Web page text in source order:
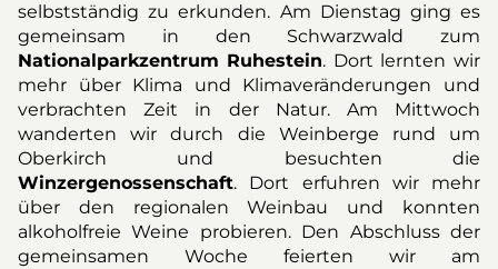
selbstständig zu erkunden. Am Dienstag ging es
gemeinsam in den Schwarzwald zum
Nationalparkzentrum Ruhestein. Dort lernten wir
mehr über Klima und Klimaveränderungen und
verbrachten Zeit in der Natur. Am Mittwoch
wanderten wir durch die Weinberge rund um
Oberkirch und besuchten die
Winzergenossenschaft. Dort erfuhren wir mehr
über den regionalen Weinbau und konnten
alkoholfreie Weine probieren. Den Abschluss der
gemeinsamen Woche feierten wir am